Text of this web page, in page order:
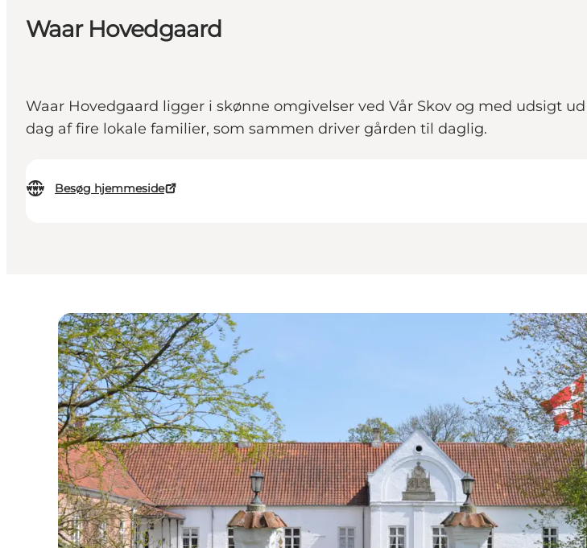
Waar Hovedgaard
Waar Hovedgaard ligger i skønne omgivelser ved Vår Skov og med udsigt
dag af fire lokale familier, som sammen driver gården til daglig.
Besøg hjemmeside